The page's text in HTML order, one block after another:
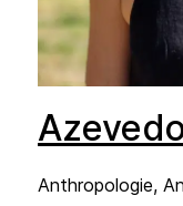
Anthropologie,